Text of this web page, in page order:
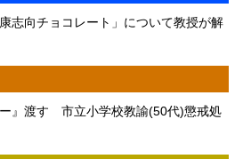
志向チョコレート」について教授が解
』渡す 市立小学校教諭(50代)懲戒処